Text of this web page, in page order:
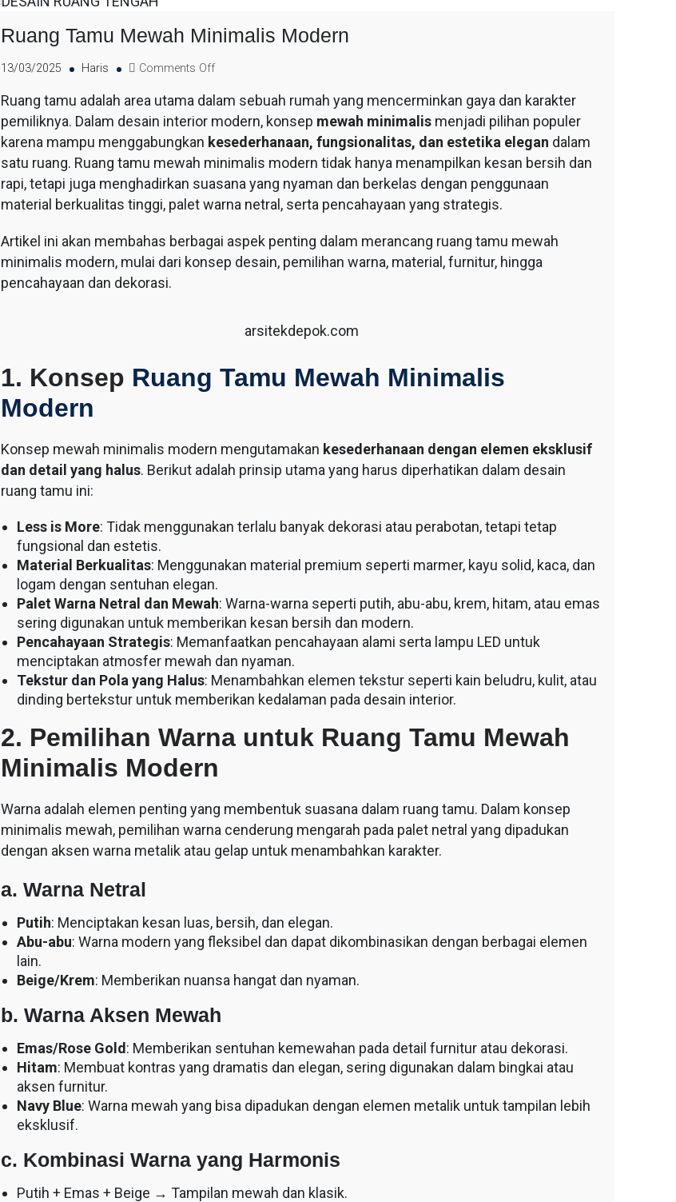
Ruang Tamu Mewah Minimalis Modern
13/03/2025 Haris Comments Off
Ruang tamu adalah area utama dalam sebuah rumah yang mencerminkan gaya dan karakter
pemiliknya. Dalam desain interior modern, konsep mewah minimalismenjadi pilihan populer
karena mampu menggabungkan kesederhanaan, fungsionalitas, dan estetika elegan dalam
satu ruang. Ruang tamu mewah minimalis modern tidak hanya menampilkan kesan bersih dan
rapi, tetapi juga menghadirkan suasana yang nyaman dan berkelas dengan penggunaan
material berkualitas tinggi, palet warna netral, serta pencahayaan yang strategis.
Artikel ini akan membahas berbagai aspek penting dalam merancang ruang tamu mewah
minimalis modern, mulai dari konsep desain, pemilihan warna, material, furnitur, hingga
pencahayaan dan dekorasi.
arsitekdepok.com
1. Konsep Ruang Tamu Mewah Minimalis
Modern
Konsep mewah minimalis modern mengutamakan kesederhanaan dengan elemen eksklusif
dan detail yang halus. Berikut adalah prinsip utama yang harus diperhatikan dalam desain
ruang tamu ini:
Less is More: Tidak menggunakan terlalu banyak dekorasi atau perabotan, tetapi tetap
fungsional dan estetis.
Material Berkualitas: Menggunakan material premium seperti marmer, kayu solid, kaca, dan
logam dengan sentuhan elegan.
Palet Warna Netral dan Mewah: Warna-warna seperti putih, abu-abu, krem, hitam, atau emas
sering digunakan untuk memberikan kesan bersih dan modern.
Pencahayaan Strategis: Memanfaatkan pencahayaan alami serta lampu LED untuk
menciptakan atmosfer mewah dan nyaman.
Tekstur dan Pola yang Halus: Menambahkan elemen tekstur seperti kain beludru, kulit, atau
dinding bertekstur untuk memberikan kedalaman pada desain interior.
2. Pemilihan Warna untuk Ruang Tamu Mewah
Minimalis Modern
Warna adalah elemen penting yang membentuk suasana dalam ruang tamu. Dalam konsep
minimalis mewah, pemilihan warna cenderung mengarah pada palet netral yang dipadukan
dengan aksen warna metalik atau gelap untuk menambahkan karakter.
a. Warna Netral
Putih: Menciptakan kesan luas, bersih, dan elegan.
Abu-abu: Warna modern yang fleksibel dan dapat dikombinasikan dengan berbagai elemen
lain.
Beige/Krem: Memberikan nuansa hangat dan nyaman.
b. Warna Aksen Mewah
Emas/Rose Gold: Memberikan sentuhan kemewahan pada detail furnitur atau dekorasi.
Hitam: Membuat kontras yang dramatis dan elegan, sering digunakan dalam bingkai atau
aksen furnitur.
Navy Blue: Warna mewah yang bisa dipadukan dengan elemen metalik untuk tampilan lebih
eksklusif.
c. Kombinasi Warna yang Harmonis
Putih + Emas + Beige → Tampilan mewah dan klasik.